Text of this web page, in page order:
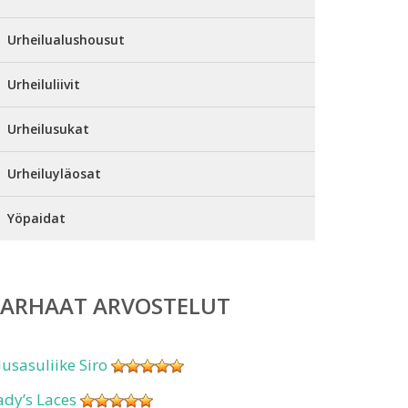
Urheilualushousut
Urheiluliivit
Urheilusukat
Urheiluyläosat
Yöpaidat
ARVOSTELUT
Siro
Laces